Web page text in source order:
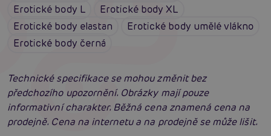
Erotické body L
Erotické body XL
Erotické body elastan
Erotické body umělé vlákno
Erotické body černá
Technické specifikace se mohou změnit bez
předchozího upozornění. Obrázky mají pouze
informativní charakter. Běžná cena znamená cena na
prodejně. Cena na internetu a na prodejně se může lišit.